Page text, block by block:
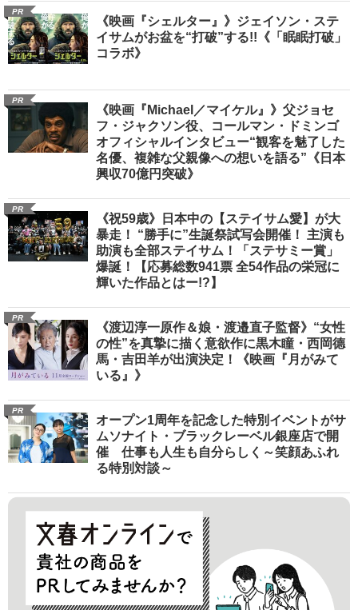
PR
《映画『シェルター』》ジェイソン・ステ
イサムがお盆を“打破”する!!《「眠眠打破」
コラボ》
PR
《映画『Michael／マイケル』》父ジョセ
フ・ジャクソン役、コールマン・ドミンゴ
オフィシャルインタビュー“観客を魅了した
名優、複雑な父親像への想いを語る”《日本
興収70億円突破》
PR
《祝59歳》日本中の【ステイサム愛】が大
暴走！ “勝手に”生誕祭試写会開催！ 主演も
助演も全部ステイサム！「ステサミー賞」
爆誕！【応募総数941票 全54作品の栄冠に
輝いた作品とはー!?】
PR
《渡辺淳一原作＆娘・渡邉直子監督》“女性
の性”を真摯に描く意欲作に黒木瞳・西岡德
馬・吉田羊が出演決定！《映画『月がみて
いる』》
PR
オープン1周年を記念した特別イベントがサ
ムソナイト・ブラックレーベル銀座店で開
催 仕事も人生も自分らしく～笑顔あふれ
る特別対談～